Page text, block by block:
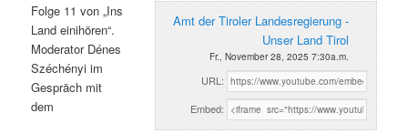
Amt der Tiroler Landesregierung -
Unser Land Tirol
Fr., November 28, 2025 7:30a.m.
URL:
Embed:
Folge 11 von „Ins
Land einihören“.
Moderator Dénes
Széchényi im
Gespräch mit
dem